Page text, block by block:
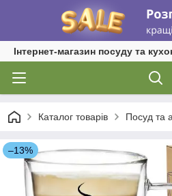
Інтернет-магазин посуду та
Каталог товарів Посуд та
–13%